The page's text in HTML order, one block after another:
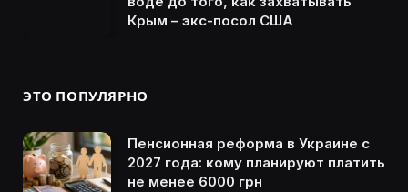
Крым – экс-посол США
ЭТО ПОПУЛЯРНО
Пенсионная реформа в Украине с
2027 года: кому планируют платить
не менее 6000 грн